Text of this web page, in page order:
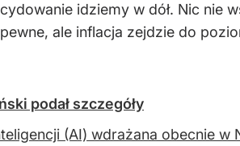
idziemy w dół. Nic nie
ale inflacja zejdzie do
podał szczegóły
(AI) wdrażana obecnie